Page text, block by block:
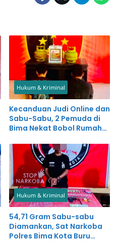
Hukum & Kriminal
Kecanduan Judi Online dan
Sabu-Sabu, 2 Pemuda di
Bima Nekat Bobol Rumah
Hukum & Kriminal
54,71 Gram Sabu-sabu
Diamankan, Sat Narkoba
Polres Bima Kota Buru